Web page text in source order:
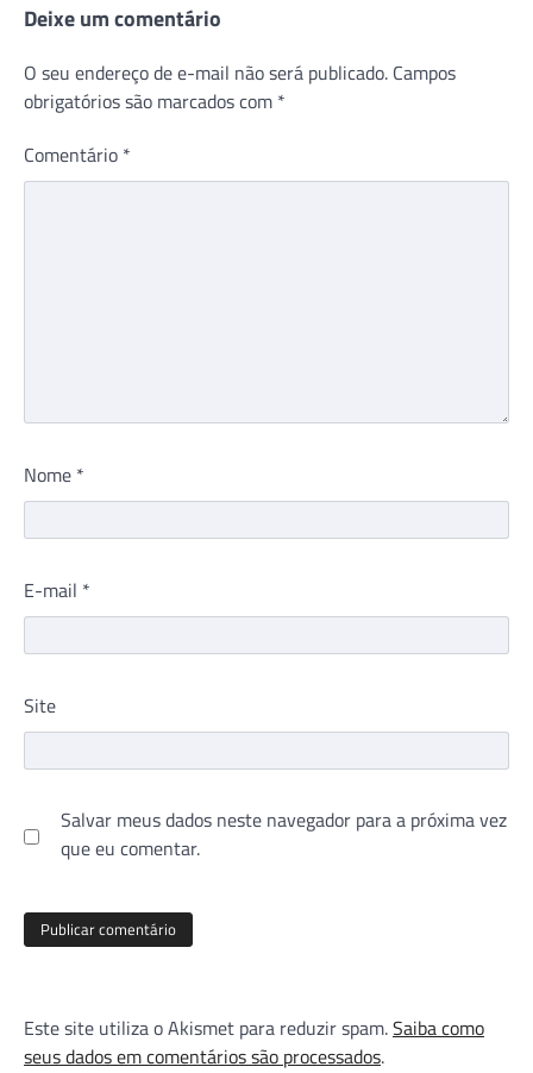
Deixe um comentário
O seu endereço de e-mail não será publicado. Campos
obrigatórios são marcados com *
Comentário *
Nome *
E-mail *
Site
Salvar meus dados neste navegador para a próxima vez
que eu comentar.
Este site utiliza o Akismet para reduzir spam.Saiba como
seus dados em comentários são processados.